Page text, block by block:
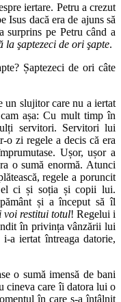
iertare. Petru a crezut
Isus dacă era de ajuns să
surprins pe Petru când a
şaptezeci de ori şapte.
Șaptezeci de ori câte
un slujitor care nu a iertat
așa: Cu mult timp în
servitori. Servitori lui
o zi regele a decis că era
Ușor, ușor a
o sumă enormă. Atunci
regele a poruncit
ci și soția și copii lui.
și a început să îl
voi restitui totul! Regelui i
în privința vânzării lui
a iertat întreaga datorie,
o sumă imensă de bani
cineva care îi datora lui o
în care s-a întâlnit